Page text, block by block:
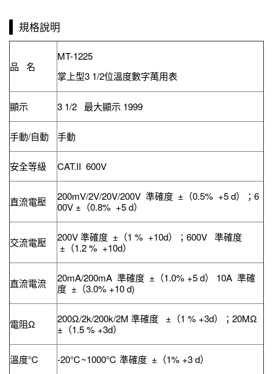
規格說明
品 名
MT-1225
掌上型3 1/2位溫度數字萬用表
顯示 3 1/2 最大顯示 1999
手動/自動 手動
安全等級 CAT.II 600V
直流電壓
200mV/2V/20V/200V 準確度 ±（0.5% +5 d）；6
00V ±（0.8% +5 d）
交流電壓
200V 準確度 ±（1 % +10d）；600V 準確度
±（1.2 % +10d）
直流電流
20mA/200mA 準確度 ±（1.0% +5 d） 10A 準確
度 ±（3.0% +10 d)
電阻Ω
200Ω/2k/200k/2M 準確度 ±（1 % +3d）；20MΩ
±（1.5 % +3d）
溫度℃ -20℃~1000℃ 準確度 ±（1% +3 d）